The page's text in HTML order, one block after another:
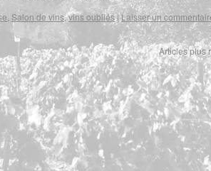
Salon de vins,vins oubliés | Laisser un
Articles plus